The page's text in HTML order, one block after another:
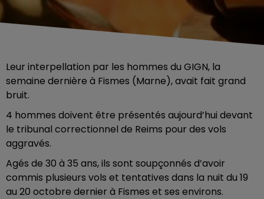
Leur interpellation par les hommes du GIGN, la
semaine dernière à Fismes (Marne), avait fait grand
bruit.
4 hommes doivent être présentés aujourd’hui devant
le tribunal correctionnel de Reims pour des vols
aggravés.
Agés de 30 à 35 ans, ils sont soupçonnés d’avoir
commis plusieurs vols et tentatives dans la nuit du 19
au 20 octobre dernier à Fismes et ses environs.